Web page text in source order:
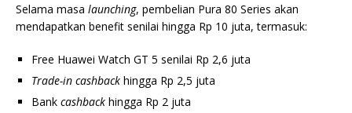
Selama masa launching, pembelian Pura 80 Series akan
mendapatkan benefit senilai hingga Rp 10 juta, termasuk:
Free Huawei Watch GT 5 senilai Rp 2,6 juta
Trade-in cashback hingga Rp 2,5 juta
Bank cashback hingga Rp 2 juta